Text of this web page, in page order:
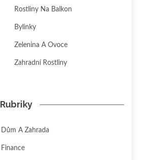
Rostliny Na Balkon
Bylinky
Zelenina A Ovoce
Zahradní Rostliny
Rubriky
Dům A Zahrada
Finance